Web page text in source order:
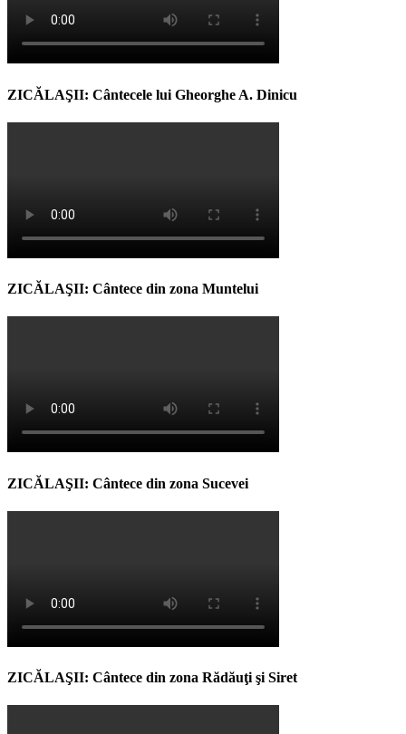
ZICĂLAŞII: Cântecele lui Gheorghe A. Dinicu
ZICĂLAŞII: Cântece din zona Muntelui
ZICĂLAŞII: Cântece din zona Sucevei
ZICĂLAŞII: Cântece din zona Rădăuţi şi Siret